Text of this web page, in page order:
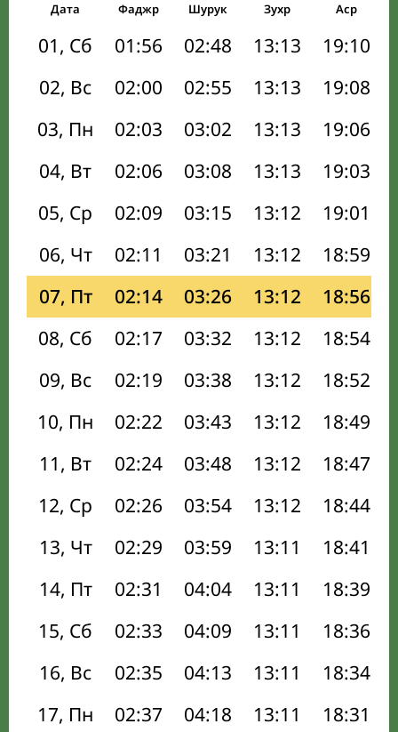
Дата Фаджр Шурук Зухр Аср
01, Сб 01:56 02:48 13:13 19:10
02, Вс
02:00 02:55 13:13 19:08
03, Пн
02:03 03:02 13:13 19:06
04, Вт
02:06 03:08 13:13 19:03
05, Ср
02:09 03:15 13:12 19:01
06, Чт
02:11 03:21 13:12 18:59
07, Пт
02:14 03:26 13:12 18:56
08, Сб
02:17 03:32 13:12 18:54
09, Вс
02:19 03:38 13:12 18:52
10, Пн
02:22 03:43 13:12 18:49
11, Вт
02:24 03:48 13:12 18:47
12, Ср
02:26 03:54 13:12 18:44
13, Чт
02:29 03:59 13:11 18:41
14, Пт
02:31 04:04 13:11 18:39
15, Сб
02:33 04:09 13:11 18:36
16, Вс
02:35 04:13 13:11 18:34
17, Пн
02:37 04:18 13:11 18:31